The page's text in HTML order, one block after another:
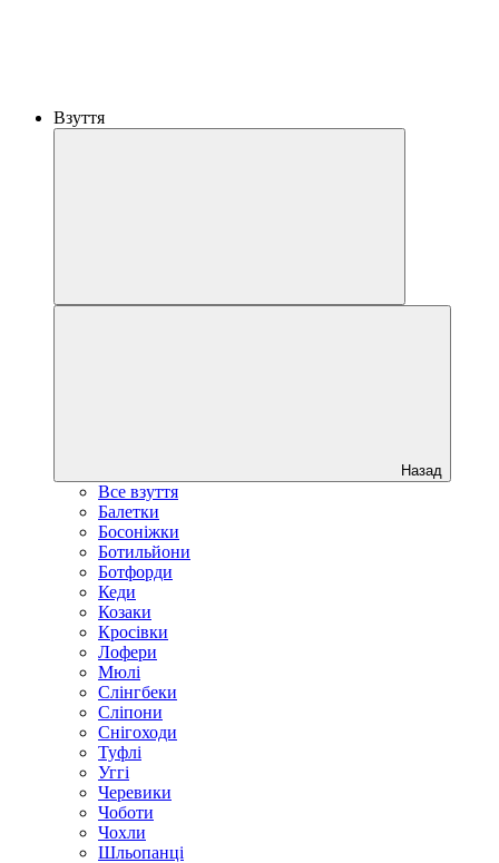
Взуття
Назад
Все взуття
Балетки
Босоніжки
Ботильйони
Ботфорди
Кеди
Козаки
Кросівки
Лофери
Мюлі
Слінгбеки
Сліпони
Снігоходи
Туфлі
Уггі
Черевики
Чоботи
Чохли
Шльопанці